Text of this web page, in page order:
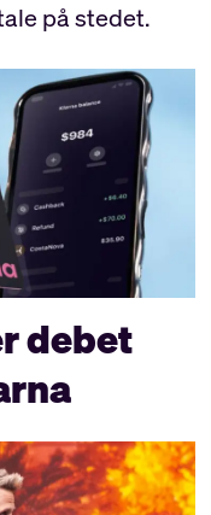
på stedet.
debet